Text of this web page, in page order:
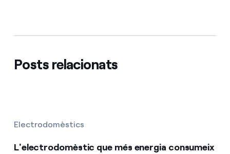
Posts relacionats
Electrodomèstics
L'electrodomèstic que més energia consumeix